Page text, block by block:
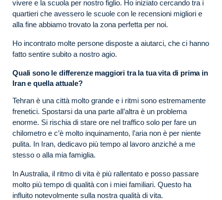
vivere e la scuola per nostro figlio. Ho iniziato cercando tra i
quartieri che avessero le scuole con le recensioni migliori e
alla fine abbiamo trovato la zona perfetta per noi.
Ho incontrato molte persone disposte a aiutarci, che ci hanno
fatto sentire subito a nostro agio.
Quali sono le differenze maggiori tra la tua vita di prima in
Iran e quella attuale?
Tehran è una città molto grande e i ritmi sono estremamente
frenetici. Spostarsi da una parte all’altra è un problema
enorme. Si rischia di stare ore nel traffico solo per fare un
chilometro e c’è molto inquinamento, l’aria non è per niente
pulita. In Iran, dedicavo più tempo al lavoro anziché a me
stesso o alla mia famiglia.
In Australia, il ritmo di vita è più rallentato e posso passare
molto più tempo di qualità con i miei familiari. Questo ha
influito notevolmente sulla nostra qualità di vita.